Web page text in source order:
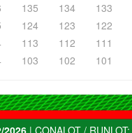
135 134 133
124 123 122
113 112 111
103 102 101
2026| CONALOT / RUNLOT: